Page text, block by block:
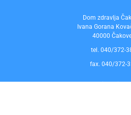
Dom zdravlja
Ivana Gorana
40000
tel. 040/372-
fax. 040/372-
Pravo na pristup